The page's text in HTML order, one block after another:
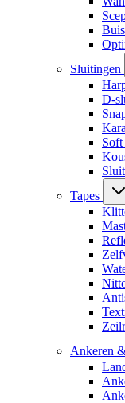
Sluitingen
D-
Soft
Tapes
Ankeren